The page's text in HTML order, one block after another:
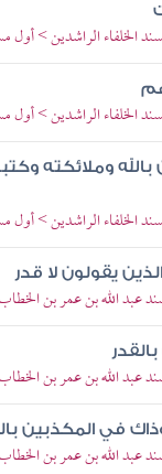
الخلفاء الراشدين >
الخلفاء الراشدين >
بالله وملائكته
الخلفاء الراشدين >
يقولون لا قدر
الله بن عمر بن الخطاب
الله بن عمر بن الخطاب
في المكذبين
الله بن عمر بن الخطاب